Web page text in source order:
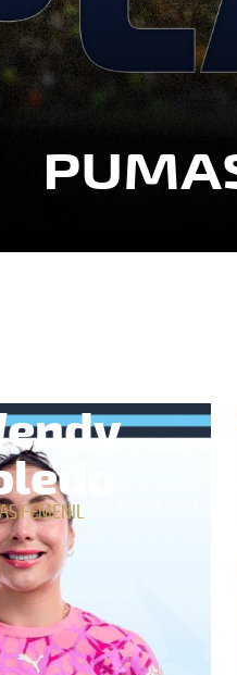
FEMENIL